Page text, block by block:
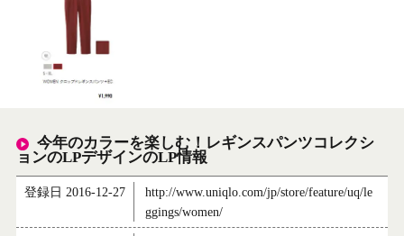
今年のカラーを楽しむ！レギンスパンツコレクシ
ョンのLPデザインのLP情報
登録日 2016-12-27
http://www.uniqlo.com/jp/store/feature/uq/le
ggings/women/